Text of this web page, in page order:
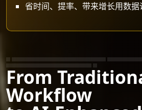
省时间、提率、带来增长用数据
企业AI工作流自动化方案｜品牌内容生产AI流程改造 AI智能客服系统搭
AI数据采集与报表自动化｜n8n工作流定制开发
From
Workflow